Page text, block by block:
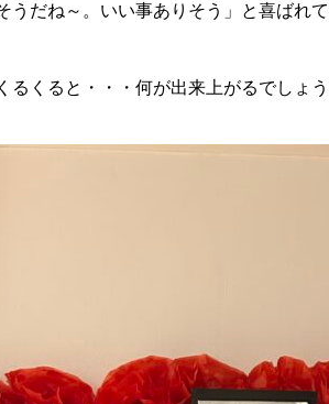
うだね～。いい事ありそう」と喜ばれ
るくると・・・何が出来上がるでしょ